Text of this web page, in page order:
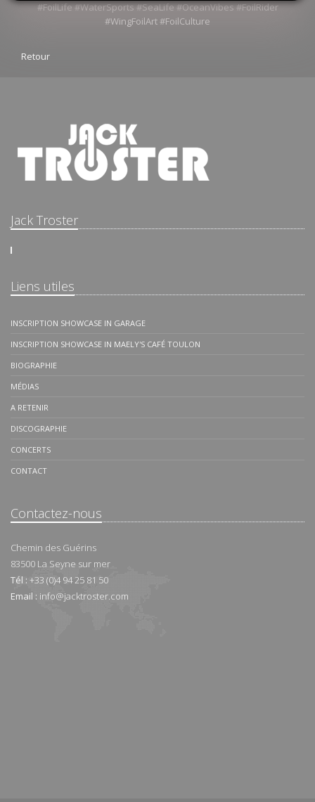
#FoilLife#WaterSports#SeaLife#OceanVibes#FoilRider
#WingFoilArt#FoilCulture
Retour
Jack Troster
Liens utiles
INSCRIPTION SHOWCASE IN GARAGE
INSCRIPTION SHOWCASE IN MAELY'S CAFÉ TOULON
BIOGRAPHIE
MÉDIAS
A RETENIR
DISCOGRAPHIE
CONCERTS
CONTACT
Contactez-nous
Chemin des Guérins
83500 La Seyne sur mer
Tél : +33 (0)4 94 25 81 50
Email : info@jacktroster.com